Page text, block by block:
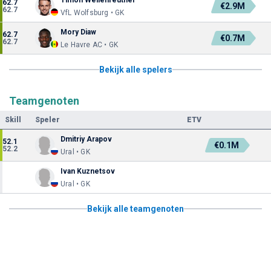
62.7
62.7
VfL Wolfsburg • GK
€2.9M
62.7
62.7
Mory Diaw
Le Havre AC • GK
€0.7M
Bekijk alle spelers
Teamgenoten
Skill Speler ETV
52.1
52.2
Dmitriy Arapov
Ural • GK
€0.1M
Ivan Kuznetsov
Ural • GK
Bekijk alle teamgenoten